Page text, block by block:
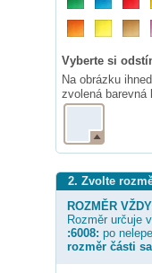
Vyberte si
Na obrázku
zvolená barevná
2. Zvolte
ROZMĚR
Rozměr určuje
:6008: po
rozměr části